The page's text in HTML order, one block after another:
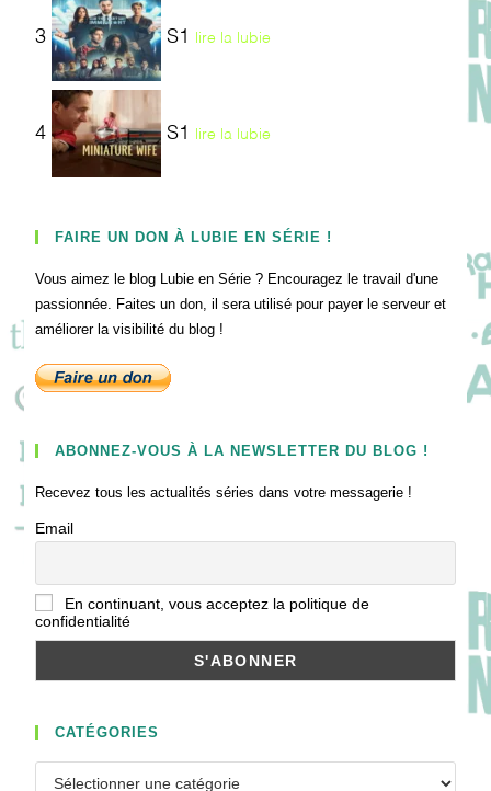
3 S1 lire la lubie
4 S1 lire la lubie
FAIRE UN DON À LUBIE EN SÉRIE !
Vous aimez le blog Lubie en Série ? Encouragez le travail d'une
passionnée. Faites un don, il sera utilisé pour payer le serveur et
améliorer la visibilité du blog !
ABONNEZ-VOUS À LA NEWSLETTER DU BLOG !
Recevez tous les actualités séries dans votre messagerie !
Email
En continuant, vous acceptez la politique de
confidentialité
CATÉGORIES